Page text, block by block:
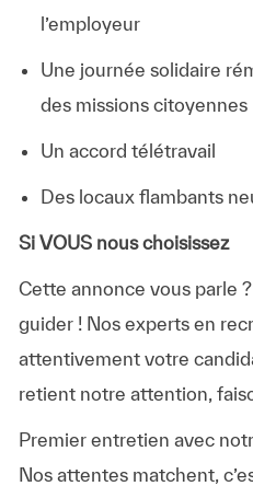
l’employeur
Une journée solidaire
des missions citoyennes
Un accord télétravail
Des locaux flambants
Si VOUS nous choisissez
Cette annonce vous parle
guider ! Nos experts en
attentivement votre
retient notre attention,
Premier entretien avec
Nos attentes matchent,